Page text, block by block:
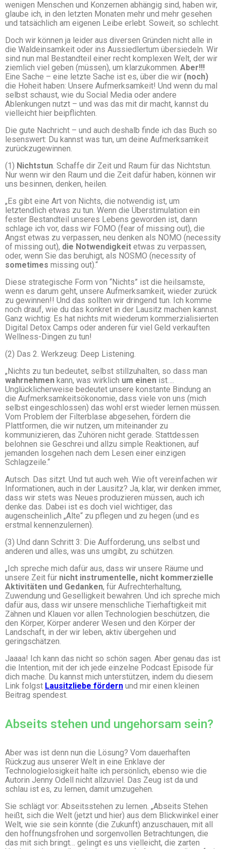
wenigen Menschen und Konzernen abhängig sind, haben wir,
glaube ich, in den letzten Monaten mehr und mehr gesehen
und tatsächlich am eigenen Leibe erlebt. Soweit, so schlecht.
Doch wir können ja leider aus diversen Gründen nicht alle in
die Waldeinsamkeit oder ins Aussiedlertum übersiedeln. Wir
sind nun mal Bestandteil einer recht komplexen Welt, der wir
ziemlich viel geben (müssen), um klarzukommen. Aber!!!
Eine Sache – eine letzte Sache ist es, über die wir (noch)
die Hoheit haben: Unsere Aufmerksamkeit! Und wenn du mal
selbst schaust, wie du Social Media oder andere
Ablenkungen nutzt – und was das mit dir macht, kannst du
vielleicht hier beipflichten.
Die gute Nachricht – und auch deshalb finde ich das Buch so
lesenswert: Du kannst was tun, um deine Aufmerksamkeit
zurückzugewinnen.
(1) Nichtstun. Schaffe dir Zeit und Raum für das Nichtstun.
Nur wenn wir den Raum und die Zeit dafür haben, können wir
uns besinnen, denken, heilen.
„Es gibt eine Art von Nichts, die notwendig ist, um
letztendlich etwas zu tun. Wenn die Überstimulation ein
fester Bestandteil unseres Lebens geworden ist, dann
schlage ich vor, dass wir FOMO (fear of missing out), die
Angst etwas zu verpassen, neu denken als NOMO (necessity
of missing out), die Notwendigkeit etwas zu verpassen,
oder, wenn Sie das beruhigt, als NOSMO (necessity of
sometimes missing out).“
Diese strategische Form von “Nichts” ist die heilsamste,
wenn es darum geht, unsere Aufmerksamkeit, wieder zurück
zu gewinnen!! Und das sollten wir dringend tun. Ich komme
noch drauf, wie du das konkret in der Lausitz machen kannst.
Ganz wichtig: Es hat nichts mit wiederum kommerzialisierten
Digital Detox Camps oder anderen für viel Geld verkauften
Wellness-Dingen zu tun!
(2) Das 2. Werkzeug: Deep Listening.
„Nichts zu tun bedeutet, selbst stillzuhalten, so dass man
wahrnehmen kann, was wirklich um einen ist….
Unglücklicherweise bedeutet unsere konstante Bindung an
die Aufmerksamkeitsökonomie, dass viele von uns (mich
selbst eingeschlossen) das wohl erst wieder lernen müssen.
Vom Problem der Filterblase abgesehen, fördern die
Plattformen, die wir nutzen, um miteinander zu
kommunizieren, das Zuhören nicht gerade. Stattdessen
belohnen sie Geschrei und allzu simple Reaktionen, auf
jemanden losgehen nach dem Lesen einer einzigen
Schlagzeile.“
Autsch. Das sitzt. Und tut auch weh. Wie oft vereinfachen wir
Informationen, auch in der Lausitz? Ja, klar, wir denken immer,
dass wir stets was Neues produzieren müssen, auch ich
denke das. Dabei ist es doch viel wichtiger, das
augenscheinlich „Alte“ zu pflegen und zu hegen (und es
erstmal kennenzulernen).
(3) Und dann Schritt 3: Die Aufforderung, uns selbst und
anderen und alles, was uns umgibt, zu schützen.
„Ich spreche mich dafür aus, dass wir unsere Räume und
unsere Zeit für nicht instrumentelle, nicht kommerzielle
Aktivitäten und Gedanken, für Aufrechterhaltung,
Zuwendung und Geselligkeit bewahren. Und ich spreche mich
dafür aus, dass wir unsere menschliche Tierhaftigkeit mit
Zähnen und Klauen vor allen Technologien beschützen, die
den Körper, Körper anderer Wesen und den Körper der
Landschaft, in der wir leben, aktiv übergehen und
geringschätzen.
Jaaaa! Ich kann das nicht so schön sagen. Aber genau das ist
die Intention, mit der ich jede einzelne Podcast Episode für
dich mache. Du kannst mich unterstützen, indem du diesem
Link folgst Lausitzliebe fördern und mir einen kleinen
Beitrag spendest.
Abseits stehen und ungehorsam sein?
Aber was ist denn nun die Lösung? Vom dauerhaften
Rückzug aus unserer Welt in eine Enklave der
Technologielosigkeit halte ich persönlich, ebenso wie die
Autorin Jenny Odell nicht allzuviel. Das Zeug ist da und
schlau ist es, zu lernen, damit umzugehen.
Sie schlägt vor: Abseitsstehen zu lernen. „Abseits Stehen
heißt, sich die Welt (jetzt und hier) aus dem Blickwinkel einer
Welt, wie sie sein könnte (die Zukunft) anzuschauen, mit all
den hoffnungsfrohen und sorgenvollen Betrachtungen, die
das mit sich bringt… gelingt es uns vielleicht, die zarten